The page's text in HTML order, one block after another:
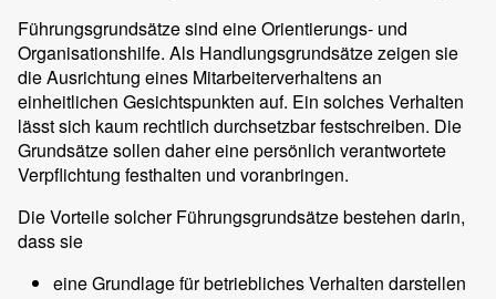
Führungsgrundsätze sind eine Orientierungs- und
Organisationshilfe. Als Handlungsgrundsätze zeigen sie
die Ausrichtung eines Mitarbeiterverhaltens an
einheitlichen Gesichtspunkten auf. Ein solches Verhalten
lässt sich kaum rechtlich durchsetzbar festschreiben. Die
Grundsätze sollen daher eine persönlich verantwortete
Verpflichtung festhalten und voranbringen.
Die Vorteile solcher Führungsgrundsätze bestehen darin,
dass sie
eine Grundlage für betriebliches Verhalten darstellen